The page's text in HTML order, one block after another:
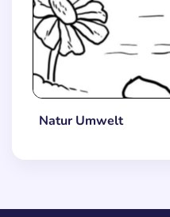
Natur Umwelt